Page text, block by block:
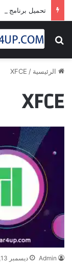
بحث عن
الرئيسية /
XFCE
XFCE
Admin ديسمبر 13, 2024